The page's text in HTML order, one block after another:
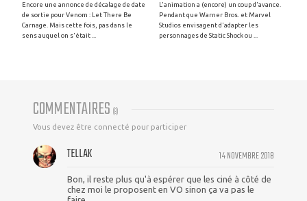
Encore une annonce de décalage de date
de sortie pour Venom : Let There Be
Carnage. Mais cette fois, pas dans le
sens auquel on s'était ...
L'animation a (encore) un coup d'avance.
Pendant que Warner Bros. et Marvel
Studios envisagent d'adapter les
personnages de Static Shock ou ...
COMMENTAIRES (8)
Vous devez être connecté pour participer
14 NOVEMBRE 2018
TELLAK
Bon, il reste plus qu'à espérer que les ciné à côté de
chez moi le proposent en VO sinon ça va pas le